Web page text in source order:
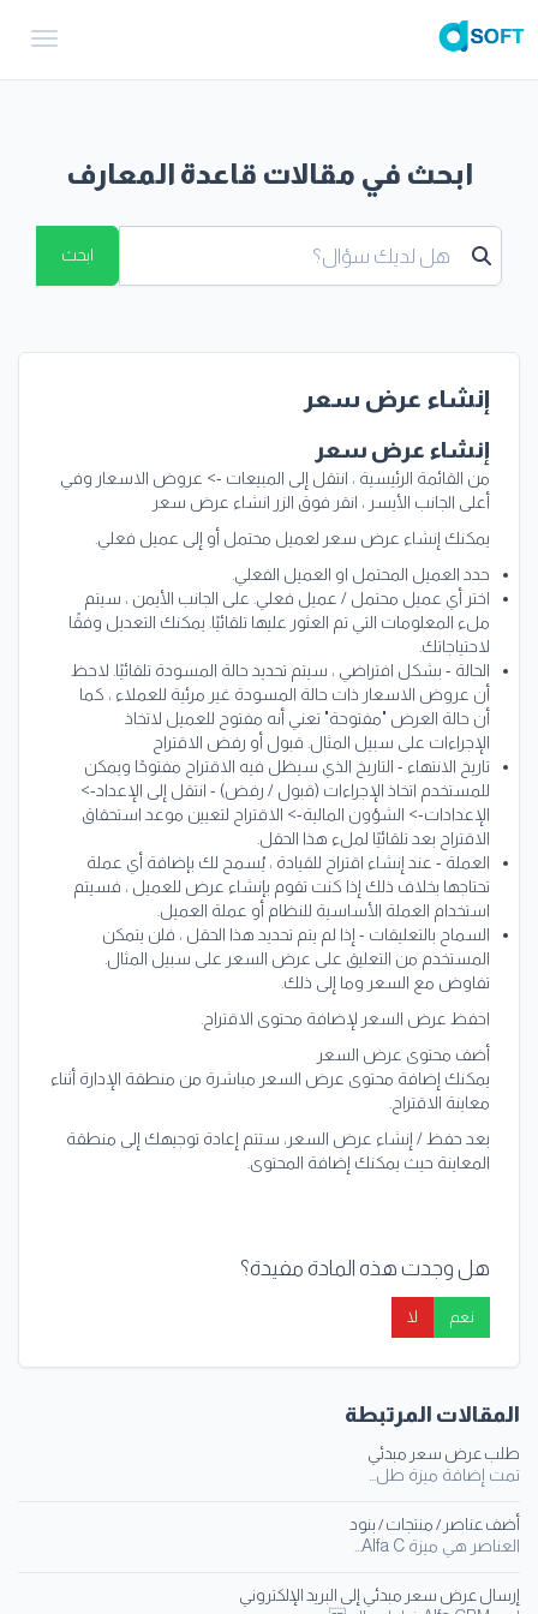
ابحث في مقالات قاعدة المعارف
ابحث
إنشاء عرض سعر
إنشاء عرض سعر
من القائمة الرئيسية ، انتقل إلى المبيعات -> عروض الاسعار وفي
أعلى الجانب الأيسر ، انقر فوق الزر انشاء عرض سعر
يمكنك إنشاء عرض سعر لعميل محتمل أو إلى عميل فعلي.
حدد العميل المحتمل او العميل الفعلي.
اختر أي عميل محتمل / عميل فعلي. على الجانب الأيمن ، سيتم
ملء المعلومات التي تم العثور عليها تلقائيًا. يمكنك التعديل وفقًا
لاحتياجاتك.
الحالة - بشكل افتراضي ، سيتم تحديد حالة المسودة تلقائيًا. لاحظ
أن عروض الاسعار ذات حالة المسودة غير مرئية للعملاء ، كما
أن حالة العرض "مفتوحة" تعني أنه مفتوح للعميل لاتخاذ
الإجراءات على سبيل المثال. قبول أو رفض الاقتراح
تاريخ الانتهاء - التاريخ الذي سيظل فيه الاقتراح مفتوحًا ويمكن
للمستخدم اتخاذ الإجراءات (قبول / رفض) - انتقل إلى الإعداد->
الإعدادات-> الشؤون المالية-> الاقتراح لتعيين موعد استحقاق
الاقتراح بعد تلقائيًا لملء هذا الحقل.
العملة - عند إنشاء اقتراح للقيادة ، يُسمح لك بإضافة أي عملة
تحتاجها بخلاف ذلك إذا كنت تقوم بإنشاء عرض للعميل ، فسيتم
استخدام العملة الأساسية للنظام أو عملة العميل.
السماح بالتعليقات - إذا لم يتم تحديد هذا الحقل ، فلن يتمكن
المستخدم من التعليق على عرض السعر على سبيل المثال.
تفاوض مع السعر وما إلى ذلك.
احفظ عرض السعر لإضافة محتوى الاقتراح.
أضف محتوى عرض السعر
يمكنك إضافة محتوى عرض السعر مباشرة من منطقة الإدارة أثناء
معاينة الاقتراح.
بعد حفظ / إنشاء عرض السعر، ستتم إعادة توجيهك إلى منطقة
المعاينة حيث يمكنك إضافة المحتوى.
هل وجدت هذه المادة مفيدة؟
نعم لا
المقالات المرتبطة
طلب عرض سعر مبدئي
تمت إضافة ميزة طل...
أضف عناصر / منتجات / بنود
العناصر هي ميزة Alfa C...
إرسال عرض سعر مبدئي إلى البريد الإلكتروني